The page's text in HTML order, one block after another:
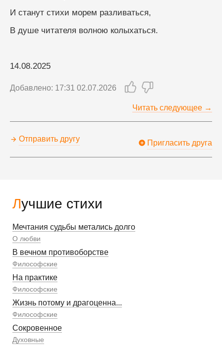
Лучшие стихи
Мечтания судьбы метались долго
О любви
В вечном противоборстве
Философские
На практике
Философские
Жизнь потому и драгоценна...
Философские
Сокровенное
Духовные
И станут стихи морем разливаться,
В душе читателя волною колыхаться.
14.08.2025
Добавлено: 17:31 02.07.2026
Читать следующее →
Отправить другу Пригласить друга